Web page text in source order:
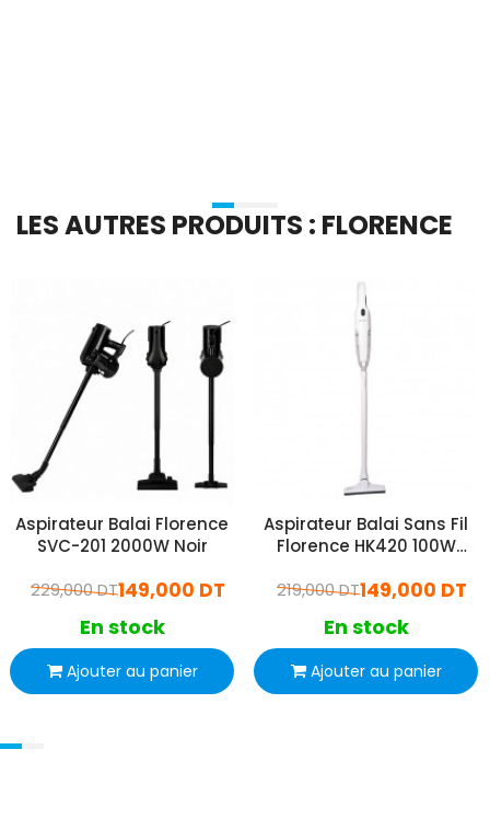
LES AUTRES PRODUITS : FLORENCE
Aspirateur Balai Florence
SVC-201 2000W Noir
149,000 DT
229,000 DT
En stock
Ajouter au panier
Aspirateur Balai Sans Fil
Florence HK420 100W
149,000 DT
219,000 DT
En stock
Ajouter au panier